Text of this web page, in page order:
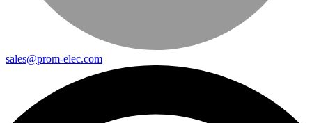
sales@prom-elec.com